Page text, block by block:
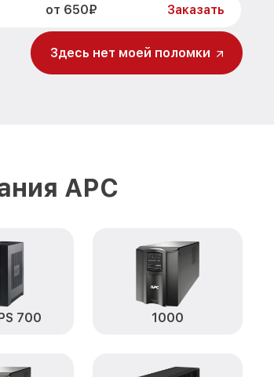
от 650₽ Заказать
Здесь нет моей поломки
APC
700 1000